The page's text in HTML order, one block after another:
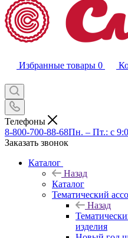
Избранные товары 0
Телефоны
8-800-700-88-68Пн. – Пт.: с
Заказать звонок
Каталог
Назад
Каталог
Тематический
Назад
изделия